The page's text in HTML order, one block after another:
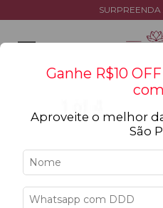
%
OFF
Ganhe R$10
Aproveite o melhor
São